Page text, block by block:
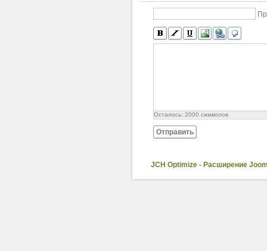
Осталось: 2000 символов
Отправить
JCH Optimize - Расширение